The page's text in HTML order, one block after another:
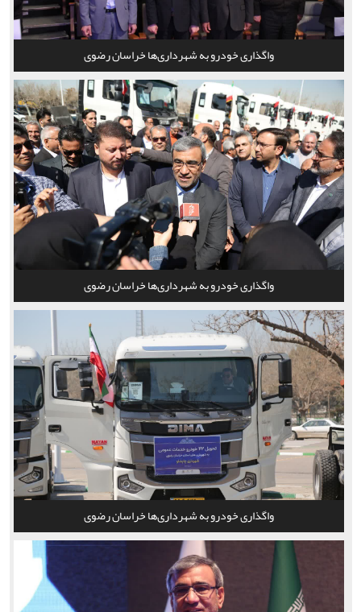
واگذاری خودرو به شهرداری‌ها خراسان رضوی
واگذاری خودرو به شهرداری‌ها خراسان رضوی
واگذاری خودرو به شهرداری‌ها خراسان رضوی